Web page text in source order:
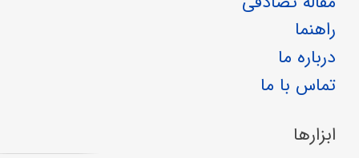
راهنما
درباره ما
تماس با ما
ابزارها